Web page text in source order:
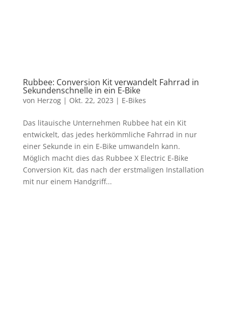
Rubbee: Conversion Kit verwandelt Fahrrad in
Sekundenschnelle in ein E-Bike
von Herzog| Okt. 22, 2023 | E-Bikes
Das litauische Unternehmen Rubbee hat ein Kit
entwickelt, das jedes herkömmliche Fahrrad in nur
einer Sekunde in ein E-Bike umwandeln kann.
Möglich macht dies das Rubbee X Electric E-Bike
Conversion Kit, das nach der erstmaligen Installation
mit nur einem Handgriff...